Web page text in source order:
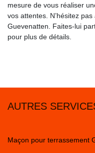
mesure de vous réaliser
vos attentes. N’hésitez
Guevenatten. Faites-lui
pour plus de détails.
AUTRES
Maçon pour terrassement